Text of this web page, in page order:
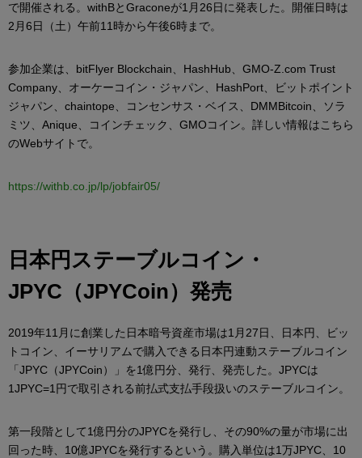
で開催される。withBとGraconeが1月26日に発表した。開催日時は
2月6日（土）午前11時から午後6時まで。
参加企業は、bitFlyer Blockchain、HashHub、GMO-Z.com Trust
Company、オーケーコイン・ジャパン、HashPort、ビットポイント
ジャパン、chaintope、コンセンサス・ベイス、DMMBitcoin、ソラ
ミツ、Anique、コインチェック、GMOコイン。詳しい情報はこちら
のWebサイトで。
https://withb.co.jp/lp/jobfair05/
日本円ステーブルコイン・
JPYC（JPYCoin）発売
2019年11月に創業した日本暗号資産市場は1月27日、日本円、ビッ
トコイン、イーサリアムで購入できる日本円連動ステーブルコイン
「JPYC（JPYCoin）」を1億円分、発行、発売した。JPYCは
1JPYC=1円で取引される前払式支払手段扱いのステーブルコイン。
第一段階として1億円分のJPYCを発行し、その90%の量が市場に出
回った時、10億JPYCを発行するという。購入単位は1万JPYC、10